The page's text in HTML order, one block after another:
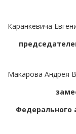
Каранкевича
Макарова Андрея
Федерального